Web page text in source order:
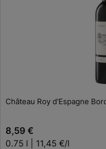
Château Roy d'Espagne
8,59 €
0.75 l | 11,45 €/l